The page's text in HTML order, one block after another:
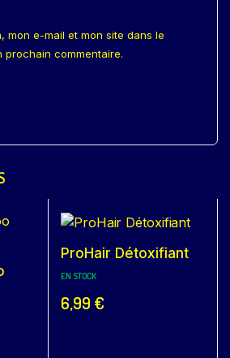
mon e-mail et mon site dans le
prochain commentaire.
ProHair Détoxifiant
EN STOCK
6,99 €